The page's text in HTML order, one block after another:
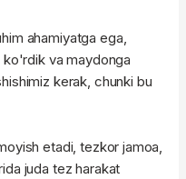
ahamiyatga ega,
va maydonga
kerak, chunki bu
etadi, tezkor jamoa,
juda tez harakat